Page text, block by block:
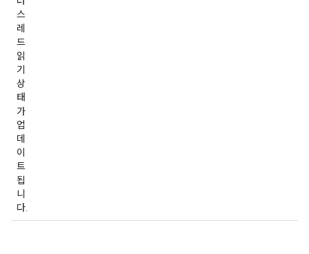
스
레
드
읽
기
상
태
가
업
데
이
트
됩
니
다.